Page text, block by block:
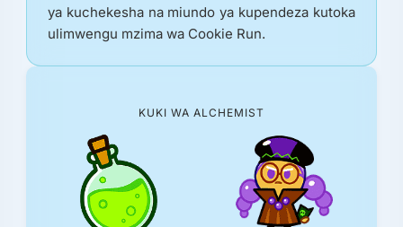
ya kuchekesha na miundo ya kupendeza kutoka
ulimwengu mzima wa Cookie Run.
KUKI WA ALCHEMIST